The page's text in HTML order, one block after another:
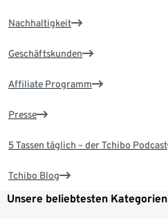
Nachhaltigkeit
Geschäftskunden
Affiliate Programm
Presse
5 Tassen täglich – der Tchibo Podcast
Tchibo Blog
Unsere beliebtesten Kategorien